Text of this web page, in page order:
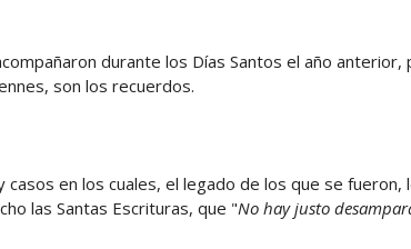
durante los Días Santos el año anterior,
son los recuerdos.
en los cuales, el legado de los que se fueron,
las Santas Escrituras, que "No hay justo